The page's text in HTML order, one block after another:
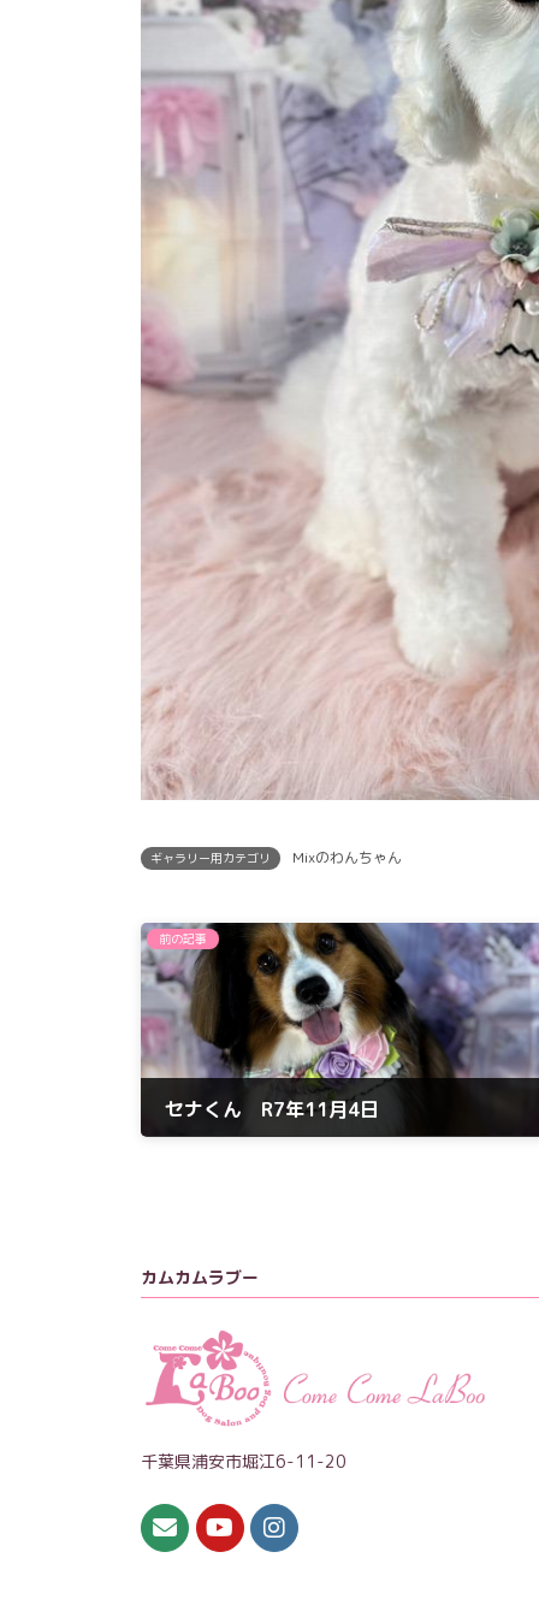
ギャラリー用カテゴリ Mixのわんちゃん
前の記事
セナくん R7年11月4日
カムカムラブー
千葉県浦安市堀江6-11-20